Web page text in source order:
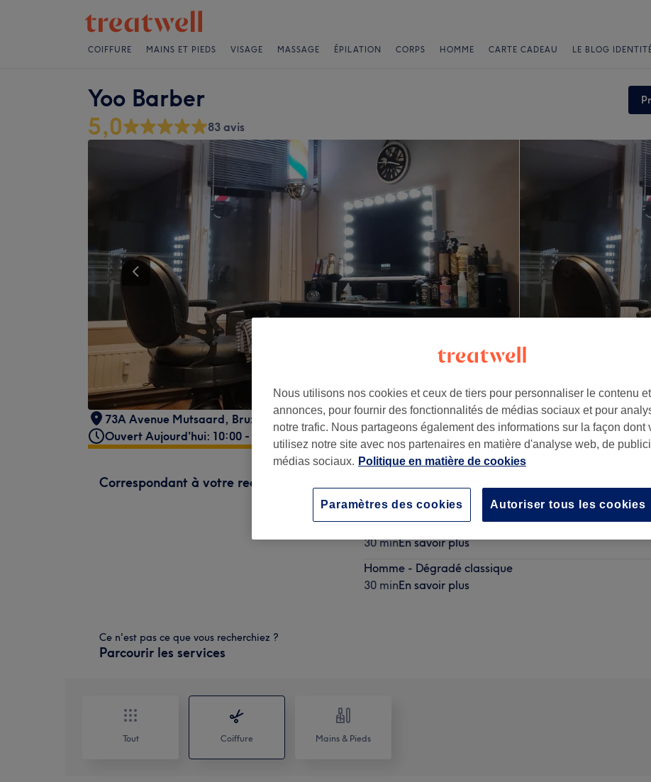
COIFFURE MAINS ET PIEDS VISAGE MASSAGE ÉPILATION CORPS HOMME CARTE CADEAU LE BLOG
Yoo Barber
5,0 83 avis
73A Avenue Mutsaard, Bruxelles, 1020
Ouvert Aujourd'hui: 10:00 - 19:00
Correspondant à votre recherche
10 minEn savoir plus
Homme - Coupe dégradé zéro + wax
30 minEn savoir plus
Homme - Dégradé classique
30 minEn savoir plus
Ce n'est pas ce que vous recherchiez ?
Parcourir les services
Tout Coiffure Mains & Pieds
Nous utilisons nos cookies et ceux de tiers pour personnaliser le contenu
annonces, pour fournir des fonctionnalités de médias sociaux et pour
notre trafic. Nous partageons également des informations sur la façon dont
utilisez notre site avec nos partenaires en matière d'analyse web, de
médias sociaux. Politique en matière de cookies
Autoriser tous les cookies
Paramètres des cookies